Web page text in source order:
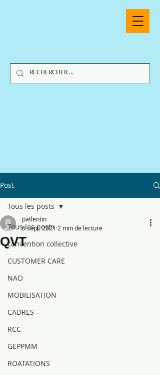
Post
Tous les posts
convention collective
CUSTOMER CARE
NAO
MOBILISATION
CADRES
RCC
GEPPMM
ROATATIONS
Tous les posts
QVT
patlentin
6 sept. 2021 2 min de lecture